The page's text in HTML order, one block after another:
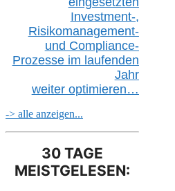
Investment-,
Risikomanagement-
und Compliance-
Prozesse im laufenden
Jahr
weiter optimieren…
-> alle anzeigen...
30 TAGE
MEISTGELESEN: